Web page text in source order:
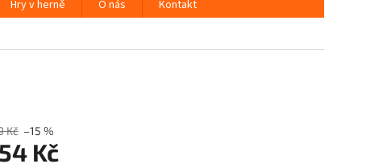
Hry v herně O nás
Kontakt
Kč –15 %
Kč